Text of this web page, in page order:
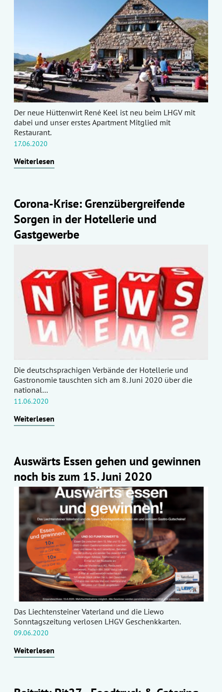
Der neue Hüttenwirt René Keel ist neu beim LHGV mit
dabei und unser erstes Apartment Mitglied mit
Restaurant.
17.06.2020
Weiterlesen
Corona-Krise: Grenzübergreifende
Sorgen in der Hotellerie und
Gastgewerbe
Die deutschsprachigen Verbände der Hotellerie und
Gastronomie tauschten sich am 8. Juni 2020 über die
national…
11.06.2020
Weiterlesen
Auswärts Essen gehen und gewinnen
noch bis zum 15. Juni 2020
Das Liechtensteiner Vaterland und die Liewo
Sonntagszeitung verlosen LHGV Geschenkkarten.
09.06.2020
Weiterlesen